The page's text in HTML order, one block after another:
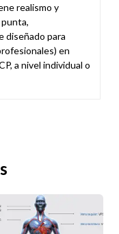
realismo y
diseñado para
en
a nivel individual o